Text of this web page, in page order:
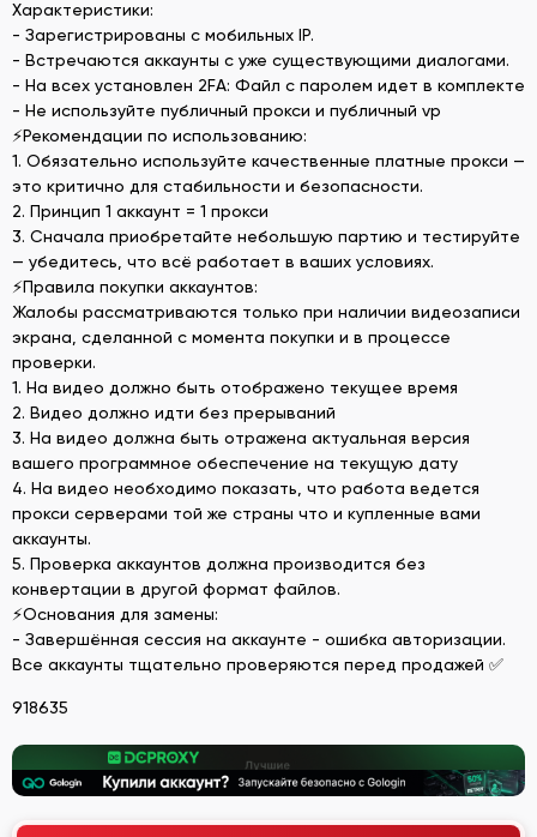
Характеристики:
- Зарегистрированы с мобильных IP.
- Встречаются аккаунты с уже существующими диалогами.
- На всех установлен 2FA: Файл с паролем идет в комплекте
- Не используйте публичный прокси и публичный vp
⚡Рекомендации по использованию:
1. Обязательно используйте качественные платные прокси —
это критично для стабильности и безопасности.
2. Принцип 1 аккаунт = 1 прокси
3. Сначала приобретайте небольшую партию и тестируйте
— убедитесь, что всё работает в ваших условиях.
⚡Правила покупки аккаунтов:
Жалобы рассматриваются только при наличии видеозаписи
экрана, сделанной с момента покупки и в процессе
проверки.
1. На видео должно быть отображено текущее время
2. Видео должно идти без прерываний
3. На видео должна быть отражена актуальная версия
вашего программное обеспечение на текущую дату
4. На видео необходимо показать, что работа ведется
прокси серверами той же страны что и купленные вами
аккаунты.
5. Проверка аккаунтов должна производится без
конвертации в другой формат файлов.
⚡Основания для замены:
- Завершённая сессия на аккаунте - ошибка авторизации.
Все аккаунты тщательно проверяются перед продажей ✅
918635